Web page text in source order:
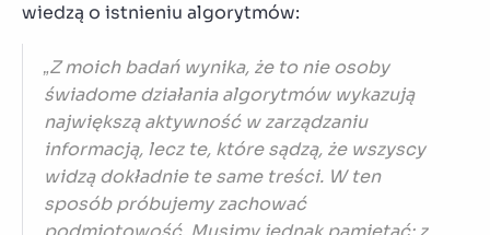
wiedzą o istnieniu algorytmów:
„Z moich badań wynika, że to nie osoby
świadome działania algorytmów wykazują
największą aktywność w zarządzaniu
informacją, lecz te, które sądzą, że wszyscy
widzą dokładnie te same treści. W ten
sposób próbujemy zachować